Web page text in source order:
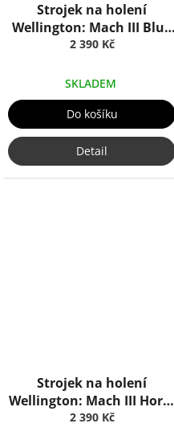
Strojek na holení
Wellington: Mach III Blue
Opal, Truefitt & Hill
2 390 Kč
SKLADEM
Do košíku
Detail
Strojek na holení
Wellington: Mach III Horn,
Truefitt & Hill
2 390 Kč